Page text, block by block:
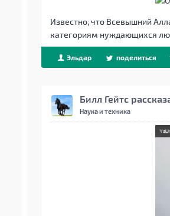
Известно, что Всевышний
категориям нуждающихся
Эльдар поделиться
Билл Гейтс
Наука и техника